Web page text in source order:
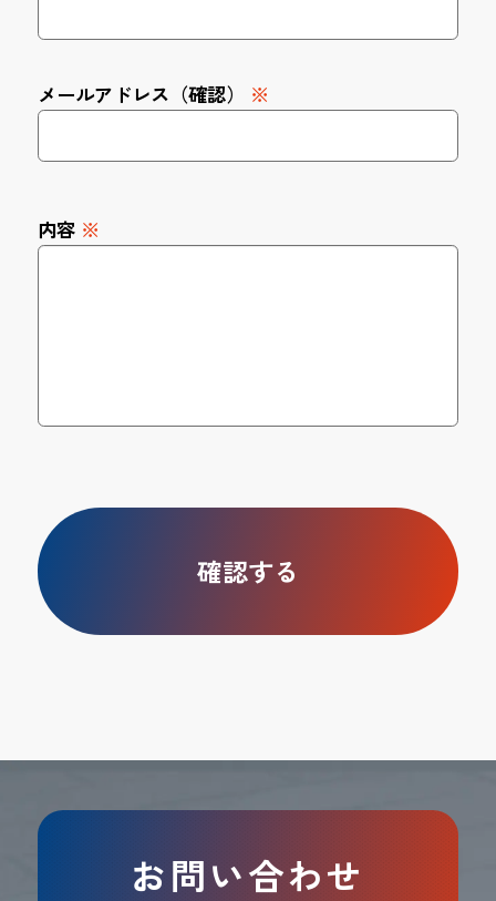
メールアドレス（確認） ※
内容 ※
お問い合わせ